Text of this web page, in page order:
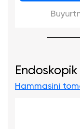
Hammasini